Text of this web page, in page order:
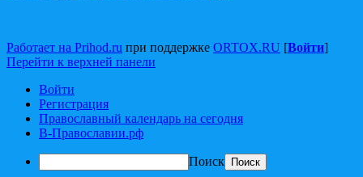
Работает на Prihod.ru при поддержке ORTOX.RU [Войти]
Перейти к верхней панели
Войти
Регистрация
Православный календарь на сегодня
В-Православии.рф
Поиск